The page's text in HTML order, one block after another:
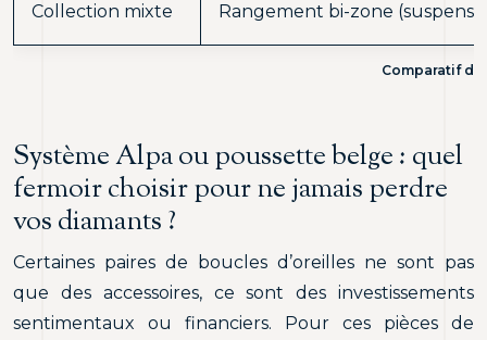
Comparatif
Collection mixte Rangement bi-zone
Système Alpa ou poussette belge : quel
fermoir choisir pour ne jamais perdre
vos diamants ?
Certaines paires de boucles d’oreilles ne sont pas
que des accessoires, ce sont des investissements
sentimentaux ou financiers. Pour ces pièces de